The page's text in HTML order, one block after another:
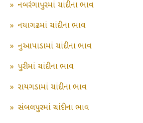
» નબરંગાપુરમાં ચાંદીના ભાવ
» નયાગઢમાં ચાંદીના ભાવ
» નુઆપાડામાં ચાંદીના ભાવ
» પુરીમાં ચાંદીના ભાવ
» રાયગડામાં ચાંદીના ભાવ
» સંબલપુરમાં ચાંદીના ભાવ